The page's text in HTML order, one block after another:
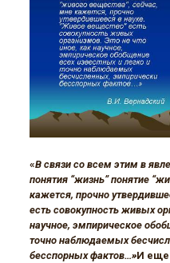
«В связи со всем этим в
понятия “жизнь” понятие
кажется, прочно
есть совокупность живых
научное, эмпирическое
точно наблюдаемых
бесспорных фактов…»И